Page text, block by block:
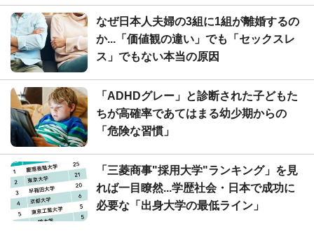
なぜ日本人夫婦の3組に1組が離婚するの
か...「価値観の違い」でも「セックスレ
ス」でもない本当の原因
「ADHDグレー」と診断された子どもた
ちが高確率であてはまる幼少期からの
「危険な習慣」
「三菱商事"採用大学"ランキング」を見
れば一目瞭然...学歴社会・日本で成功に
必要な「出身大学の最低ライン」